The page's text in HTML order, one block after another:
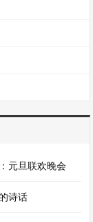
元旦联欢晚会
诗话